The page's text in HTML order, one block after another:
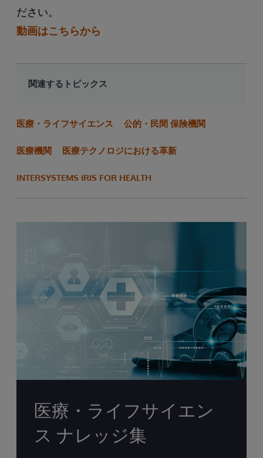
ださい。
動画はこちらから
関連するトピックス
医療・ライフサイエンス 公的・民間 保険機関
医療機関 医療テクノロジにおける革新
INTERSYSTEMS IRIS FOR HEALTH
医療・ライフサイエン
ス ナレッジ集